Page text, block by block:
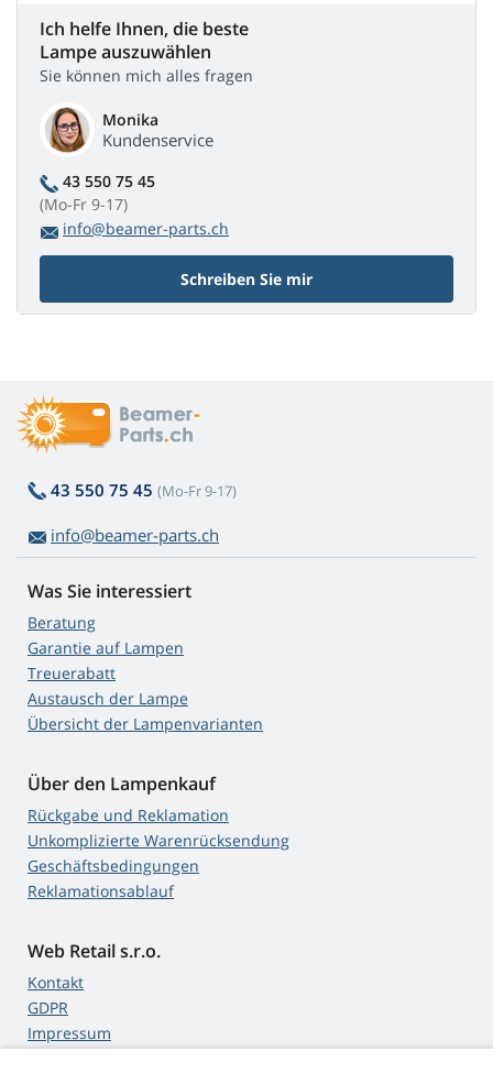
Ich helfe Ihnen, die beste
Lampe auszuwählen
Sie können mich alles fragen
Monika
Kundenservice
43 550 75 45
(Mo-Fr 9-17)
info@beamer-parts.ch
Schreiben Sie mir
43 550 75 45 (Mo-Fr 9-17)
info@beamer-parts.ch
Was Sie interessiert
Beratung
Garantie auf Lampen
Treuerabatt
Austausch der Lampe
Übersicht der Lampenvarianten
Über den Lampenkauf
Rückgabe und Reklamation
Unkomplizierte Warenrücksendung
Geschäftsbedingungen
Reklamationsablauf
Web Retail s.r.o.
Kontakt
GDPR
Impressum